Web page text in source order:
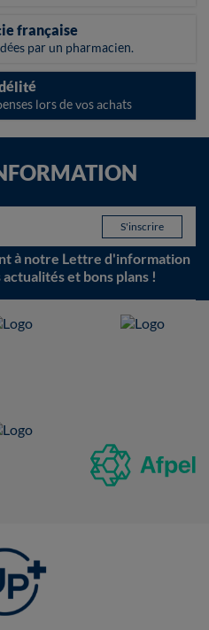
française
par un pharmacien.
lors de vos achats
à notre Lettre d'information
et bons plans !